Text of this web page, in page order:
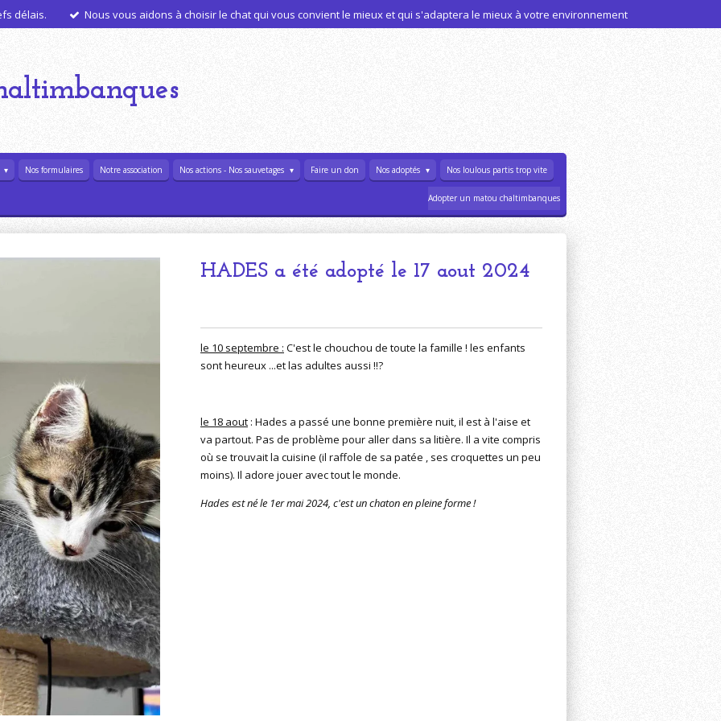
délais. Nous vous aidons à choisir le chat qui vous convient le mieux et qui s'adaptera le mieux à votre environnement
Nos formulaires Notre association Nos actions - Nos sauvetages Faire un don Nos adoptés Nos loulous partis trop vite
Adopter un matou chaltimbanques
HADES a été adopté le 17 aout 2024
le 10 septembre : C'est le chouchou de toute la famille ! les enfants
sont heureux ...et las adultes aussi !!?
le 18 aout : Hades a passé une bonne première nuit, il est à l'aise et
va partout. Pas de problème pour aller dans sa litière. Il a vite compris
où se trouvait la cuisine (il raffole de sa patée , ses croquettes un peu
moins). Il adore jouer avec tout le monde.
Hades est né le 1er mai 2024, c'est un chaton en pleine forme !